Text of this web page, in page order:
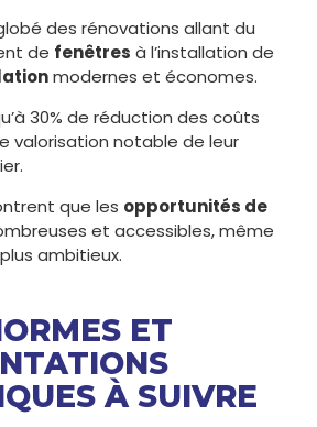
des rénovations allant du
de fenêtres à l’installation de
modernes et économes.
30% de réduction des coûts
valorisation notable de leur
que les opportunités de
et accessibles, même
ambitieux.
ET
À SUIVRE